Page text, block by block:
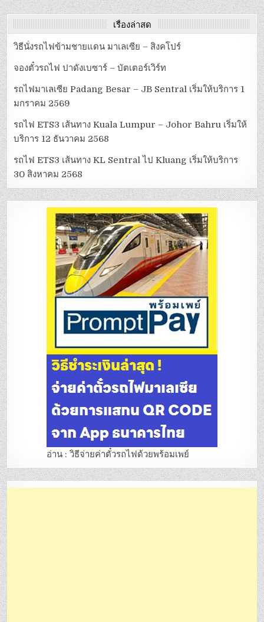
ไป
KLUANG
เริ่ม
ให้
บริการ
เรื่องล่าสุด
วิธีนั่งรถไฟข้ามชายแดน มาเลเซีย – สิงคโปร์
จองตั๋วรถไฟ ปาดังเบซาร์ – บัตเตอร์เวิร์ท
รถไฟมาเลเซีย Padang Besar – JB Sentral เริ่มให้บริการ 1
มกราคม 2569
รถไฟ ETS3 เส้นทาง Kuala Lumpur – Johor Bahru เริ่มให้
บริการ 12 ธันวาคม 2568
รถไฟ ETS3 เส้นทาง KL Sentral ไป Kluang เริ่มให้บริการ
30 สิงหาคม 2568
อ่าน : วิธีจ่ายค่าตั๋วรถไฟด้วยพร้อมเพย์